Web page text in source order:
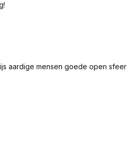
aardige mensen goede open sfeer